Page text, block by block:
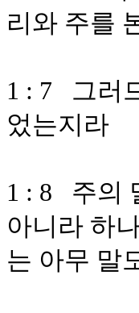
리와 주를
1 : 7 그러
었는지라
1 : 8 주의
아니라 하
는 아무 말